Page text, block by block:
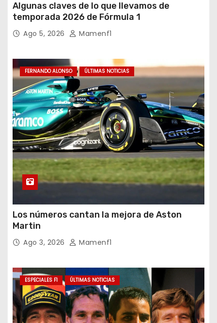
Algunas claves de lo que llevamos de
temporada 2026 de Fórmula 1
Ago 5, 2026 Mamenf1
FERNANDO ALONSO ÚLTIMAS NOTICIAS
Los números cantan la mejora de Aston
Martin
Ago 3, 2026 Mamenf1
ESPECIALES F1 ÚLTIMAS NOTICIAS